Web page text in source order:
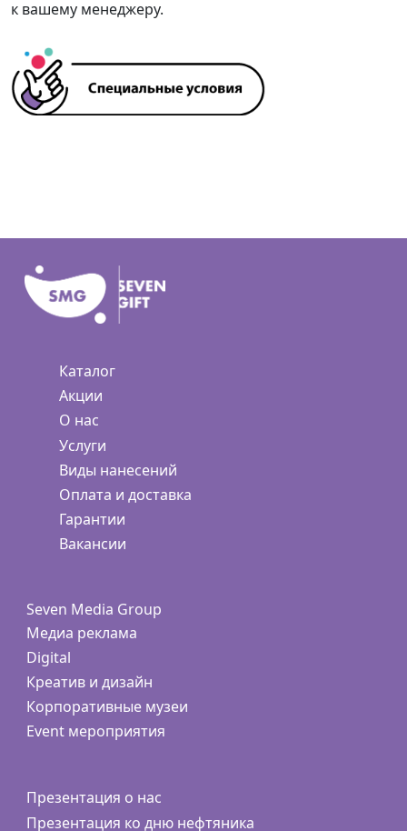
к вашему менеджеру.
Каталог
Акции
О нас
Услуги
Виды нанесений
Оплата и доставка
Гарантии
Вакансии
Seven Media Group
Медиа реклама
Digital
Креатив и дизайн
Корпоративные музеи
Event мероприятия
Презентация о нас
Презентация ко дню нефтяника